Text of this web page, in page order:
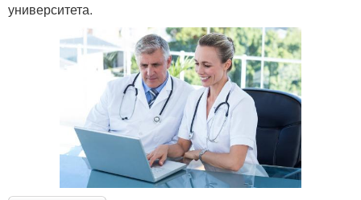
университета.